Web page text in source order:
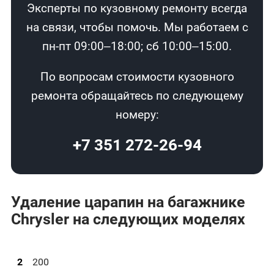
Эксперты по кузовному ремонту всегда
на связи, чтобы помочь. Мы работаем с
пн-пт 09:00–18:00; сб 10:00–15:00.
По вопросам стоимости кузовного
ремонта обращайтесь по следующему
номеру:
+7 351 272-26-94
Удаление царапин на багажнике
Chrysler на следующих моделях
2 200